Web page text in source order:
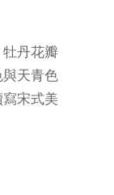
丹花瓣
天青色
宋式美